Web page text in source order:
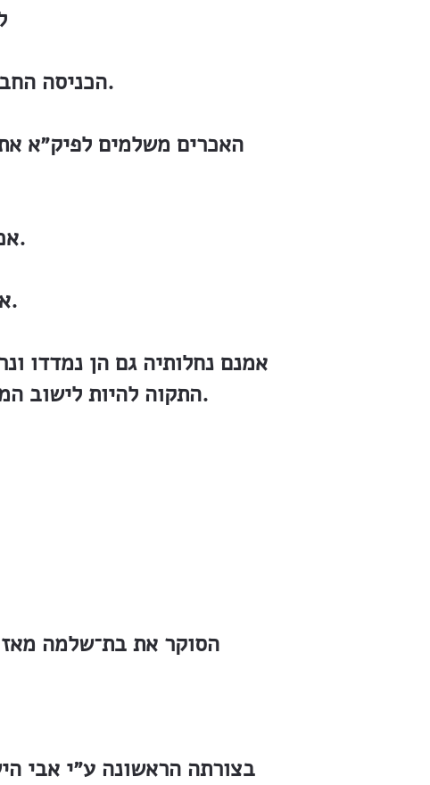
הכניסה החברה מנכסים כגון האמור, ועוד נשאר בידה רכוש גדול.
האכרים משלמים לפיק״א
אכרי שפיה, כאמור לעיל, עברו לזכרון־יעקב.
אך בת־שלמה אף היא טרם היתה לה הרוחה.
אמנם נחלותיה גם הן נמדדו
התקוה להיות לישוב המכלכל את צרכיו בכוח עצמו וביום פורענות יוכל לעמוד על נפשו.
הסוקר את בת־שלמה
בצורתה הראשונה ע״י אבי